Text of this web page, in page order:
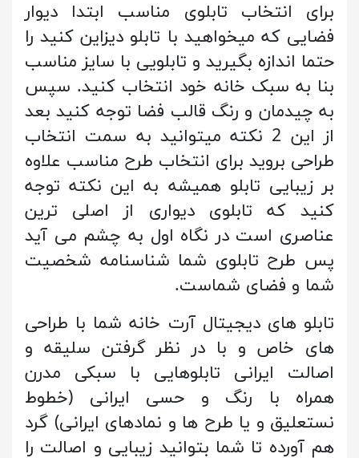
برای انتخاب تابلوی مناسب ابتدا دیوار
فضایی که میخواهید با تابلو دیزاین کنید را
حتما اندازه بگیرید و تابلویی با سایز مناسب
بنا به سبک خانه خود انتخاب کنید. سپس
به چیدمان و رنگ قالب فضا توجه کنید بعد
از این 2 نکته میتوانید به سمت انتخاب
طراحی بروید برای انتخاب طرح مناسب علاوه
بر زیبایی تابلو همیشه به این نکته توجه
کنید که تابلوی دیواری از اصلی ترین
عناصری است در نگاه اول به چشم می آید
پس طرح تابلوی شما شناسنامه شخصیت
شما و فضای شماست.
تابلو های دیجیتال آرت خانه شما با طراحی
های خاص و با در نظر گرفتن سلیقه و
اصالت ایرانی تابلوهایی با سبکی مدرن
همراه با رنگ و حسی ایرانی (خطوط
نستعلیق و یا طرح ها و نمادهای ایرانی) گرد
هم آورده تا شما بتوانید زیبایی و اصالت را